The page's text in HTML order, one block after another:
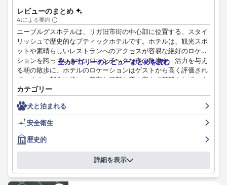
レビューのまとめ
AIによる要約
ニーブルグスホテルは、リガ旧市街の中心部に位置する、スタイ
リッシュで歴史的なブティックホテルです。ホテルは、観光スポ
ットや素晴らしいレストランへのアクセスが容易な絶好のロケー
ションを誇っています。ロマンチックな夜の散歩や、活力を与え
る朝の散歩に、ホテルのロケーションはゲストから高く評価され
ています。朝食は特に、豊富な種類と質の高さで賞賛されていま
す。客室は広々としており、モダンでスタイリッシュな内装で、
豪華なアメニティと美しい景色が楽しめます。また、フレンドリ
ーで丁寧なスタッフもゲストから高く評価されています。このホ
テルは、居心地が良く快適で、非の打ちどころのない清潔さを提
供する歴史的な宝石です。ぐっすり眠りたい方や、活気に満ちた
ナイトライフを楽しみたい方には、最適な選択肢です。全体とし
て、ニーブルグスホテルは、美しさと優雅さにゲストを浸らせ
る、格別な体験をお約束します。
全カテゴリーのレビューまとめを読む
カテゴリー
犬と泊まれる
安全衛生
歴史的
詳細を表示